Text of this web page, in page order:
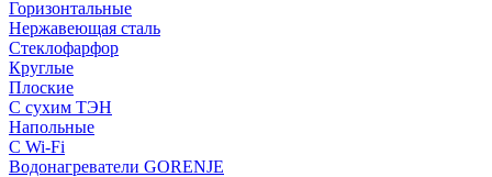
Горизонтальные
Нержавеющая сталь
Стеклофарфор
Круглые
Плоские
С сухим ТЭН
Напольные
С Wi-Fi
Водонагреватели GORENJE